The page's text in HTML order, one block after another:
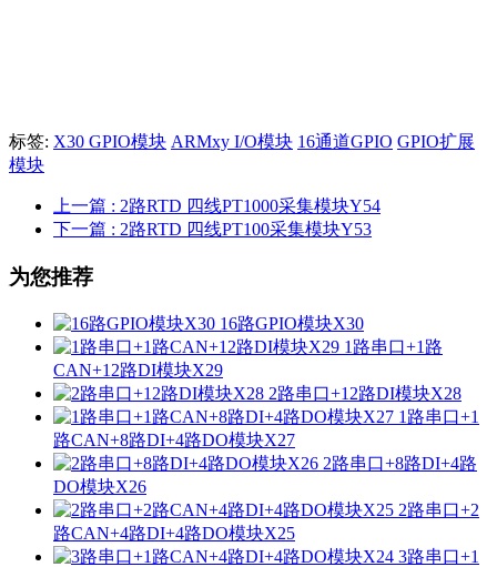
标签: X30 GPIO模块 ARMxy I/O模块 16通道GPIO GPIO扩展
模块
上一篇 : 2路RTD 四线PT1000采集模块Y54
下一篇 : 2路RTD 四线PT100采集模块Y53
为您推荐
16路GPIO模块X30
1路串口+1路
CAN+12路DI模块X29
2路串口+12路DI模块X28
1路串口+1
路CAN+8路DI+4路DO模块X27
2路串口+8路DI+4路
DO模块X26
2路串口+2
路CAN+4路DI+4路DO模块X25
3路串口+1